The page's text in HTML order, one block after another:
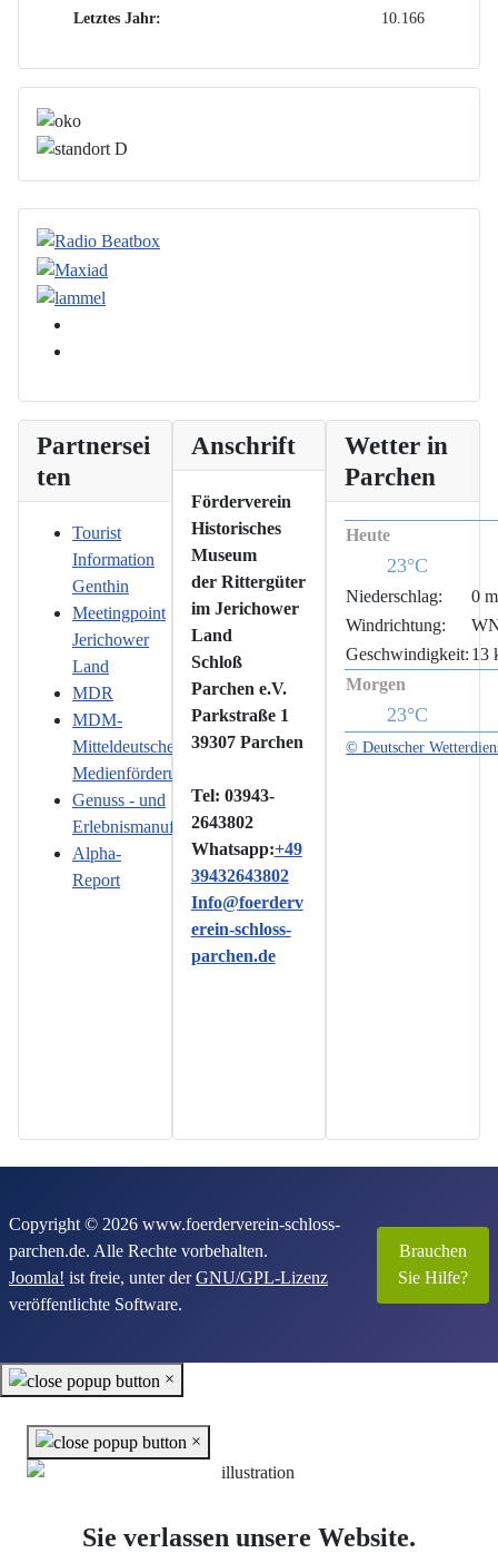
Letztes Jahr:
10.166
Partnersei
ten
Tourist
Information
Genthin
Meetingpoint
Jerichower
Land
MDR
MDM-
Mitteldeutsche
Medienförderung
Genuss - und
Erlebnismanufaktur
Alpha-
Report
Anschrift
Förderverein
Historisches
Museum
der Rittergüter
im Jerichower
Land
Schloß
Parchen e.V.
Parkstraße 1
39307 Parchen
Tel: 03943-
2643802
Whatsapp:+49
39432643802
Info@foerderv
erein-schloss-
parchen.de
Wetter in
Parchen
Heute
23°C
Niederschlag:
0
Windrichtung:
Geschwindigkeit: 13
Morgen
23°C
© Deutscher
Copyright © 2026 www.foerderverein-schloss-
parchen.de. Alle Rechte vorbehalten.
Joomla! ist freie, unter derGNU/GPL-Lizenz
veröffentlichte Software.
Brauchen
Sie Hilfe?
×
×
Sie verlassen unsere Website.